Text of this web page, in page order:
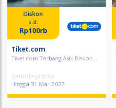
Diskon
s.d.
Rp100rb
Tiket.com
Tiket.com Terbang Asik Diskon...
periode promo
Hingga 31 Mar 2027